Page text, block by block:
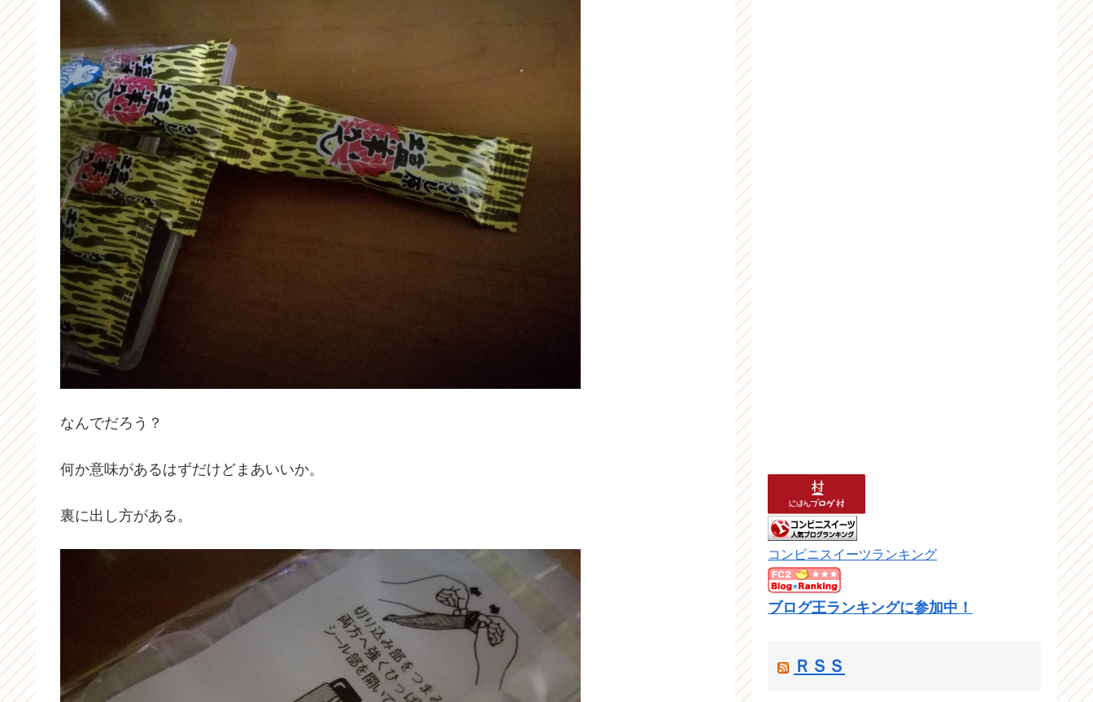
なんでだろう？
何か意味があるはずだけどまあいいか。
裏に出し方がある。
コンビニスイーツランキング
ブログ王ランキングに参加中！
ＲＳＳ